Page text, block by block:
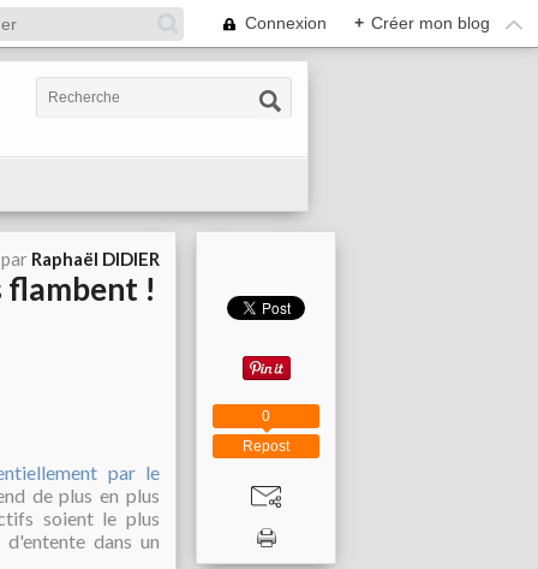
Connexion + Créer mon blog
Raphaël DIDIER
flambent !
par le
de plus en plus
soient le plus
dans un
Repost
0